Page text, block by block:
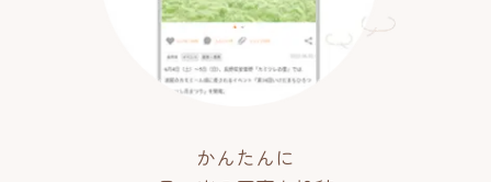
かんたんに